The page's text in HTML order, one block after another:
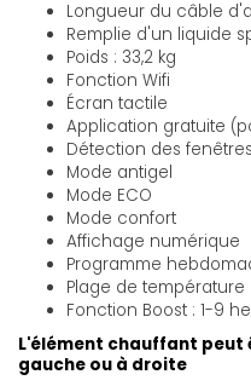
Longueur du câble
Remplie d'un liquide
Poids : 33,2 kg
Fonction Wifi
Écran tactile
Application gratuite
Détection des
Mode antigel
Mode ECO
Mode confort
Affichage numérique
Programme
Plage de température
Fonction Boost : 1-9
L'élément chauffant peut
gauche ou à droite